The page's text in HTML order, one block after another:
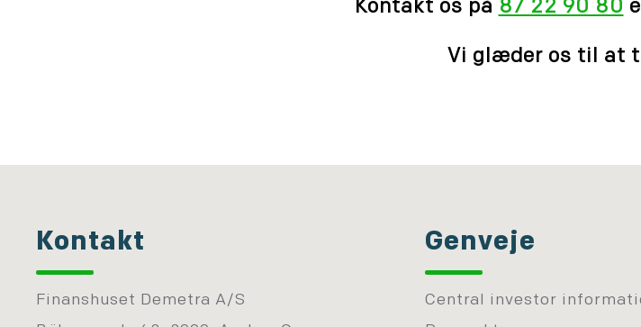
Kontakt os på 87 22 90 80
Vi glæder os til at
Kontakt
Finanshuset Demetra A/S
Genveje
Central investor